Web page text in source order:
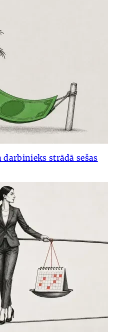
strādā sešas